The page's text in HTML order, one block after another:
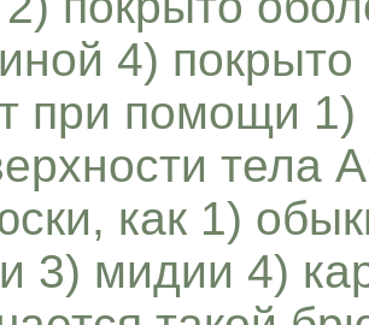
4)
при помощи 1)
тела
как 1)
3) мидии 4)